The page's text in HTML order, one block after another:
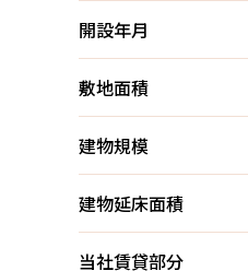
開設年月
敷地面積
建物規模
建物延床面積
当社賃貸部分